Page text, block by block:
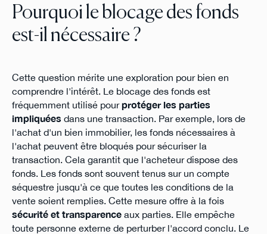
Pourquoi le blocage des fonds
est-il nécessaire ?
Cette question mérite une exploration pour bien en
comprendre l'intérêt. Le blocage des fonds est
fréquemment utilisé pourprotéger les parties
impliquées dans une transaction. Par exemple, lors de
l'achat d'un bien immobilier, les fonds nécessaires à
l'achat peuvent être bloqués pour sécuriser la
transaction. Cela garantit que l'acheteur dispose des
fonds. Les fonds sont souvent tenus sur un compte
séquestre jusqu'à ce que toutes les conditions de la
vente soient remplies. Cette mesure offre à la fois
sécurité et transparenceaux parties. Elle empêche
toute personne externe de perturber l'accord conclu. Le